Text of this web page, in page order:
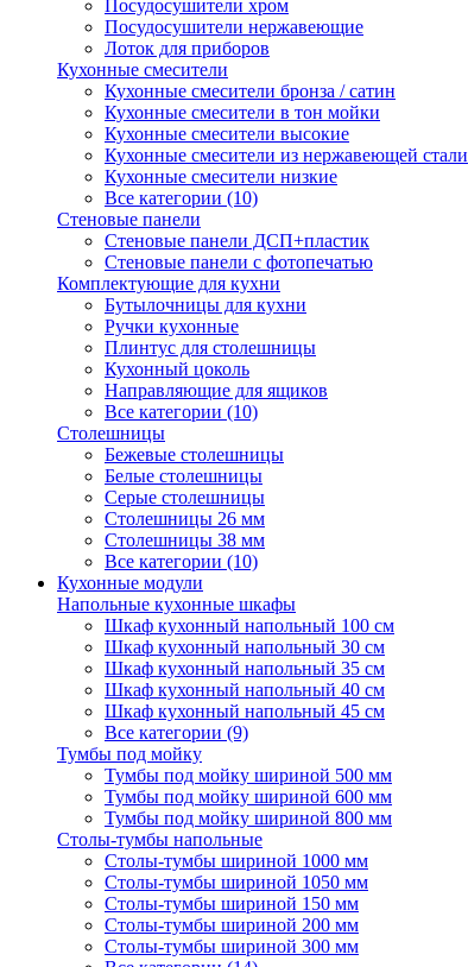
Посудосушители хром
Посудосушители нержавеющие
Лоток для приборов
Кухонные смесители
Кухонные смесители бронза / сатин
Кухонные смесители в тон мойки
Кухонные смесители высокие
Кухонные смесители из нержавеющей стали
Кухонные смесители низкие
Все категории (10)
Стеновые панели
Стеновые панели ДСП+пластик
Стеновые панели с фотопечатью
Комплектующие для кухни
Бутылочницы для кухни
Ручки кухонные
Плинтус для столешницы
Кухонный цоколь
Направляющие для ящиков
Все категории (10)
Столешницы
Бежевые столешницы
Белые столешницы
Серые столешницы
Столешницы 26 мм
Столешницы 38 мм
Все категории (10)
Кухонные модули
Напольные кухонные шкафы
Шкаф кухонный напольный 100 см
Шкаф кухонный напольный 30 см
Шкаф кухонный напольный 35 см
Шкаф кухонный напольный 40 см
Шкаф кухонный напольный 45 см
Все категории (9)
Тумбы под мойку
Тумбы под мойку шириной 500 мм
Тумбы под мойку шириной 600 мм
Тумбы под мойку шириной 800 мм
Столы-тумбы напольные
Столы-тумбы шириной 1000 мм
Столы-тумбы шириной 1050 мм
Столы-тумбы шириной 150 мм
Столы-тумбы шириной 200 мм
Столы-тумбы шириной 300 мм